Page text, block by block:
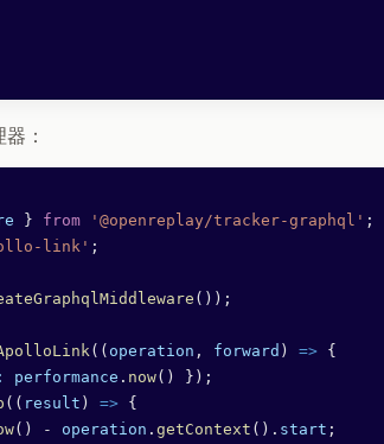
：
} from '@openreplay/tracker-graphql' ;
link' ;
());
(( operation , forward ) => {
performance . now() });
(( result ) => {
() - operation . getContext (). start ;